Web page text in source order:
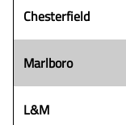
Chesterfield
Marlboro
L&M